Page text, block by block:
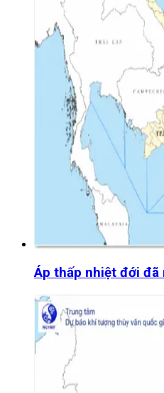
Áp thấp nhiệt đới đã